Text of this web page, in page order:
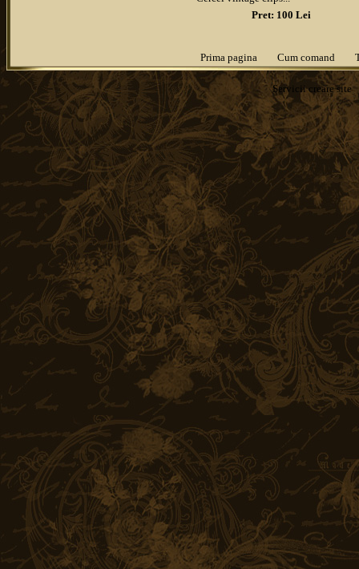
Pret: 100 Lei
Prima pagina Cum comand
Serviciicreare site